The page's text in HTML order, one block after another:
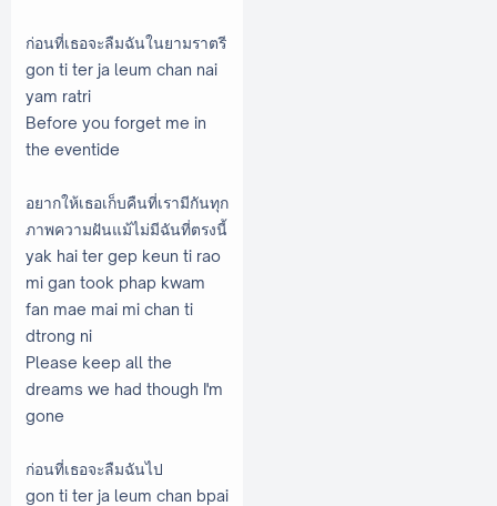
ก่อนที่เธอจะลืมฉันในยามราตรี
gon ti ter ja leum chan nai
yam ratri
Before you forget me in
the eventide
อยากให้เธอเก็บคืนที่เรามีกันทุก
ภาพความฝันแม้ไม่มีฉันที่ตรงนี้
yak hai ter gep keun ti rao
mi gan took phap kwam
fan mae mai mi chan ti
dtrong ni
Please keep all the
dreams we had though I'm
gone
ก่อนที่เธอจะลืมฉันไป
gon ti ter ja leum chan bpai